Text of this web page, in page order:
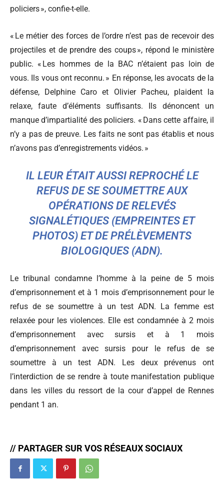
policiers », confie-t-elle.
« Le métier des forces de l’ordre n’est pas de recevoir des
projectiles et de prendre des coups », répond le ministère
public. « Les hommes de la BAC n’étaient pas loin de
vous. Ils vous ont reconnu. » En réponse, les avocats de la
défense, Delphine Caro et Olivier Pacheu, plaident la
relaxe, faute d’éléments suffisants. Ils dénoncent un
manque d’impartialité des policiers. « Dans cette affaire, il
n’y a pas de preuve. Les faits ne sont pas établis et nous
n’avons pas d’enregistrements vidéos. »
IL LEUR ÉTAIT AUSSI REPROCHÉLE
REFUS DE SE SOUMETTRE AUX
OPÉRATIONS DE RELEVÉS
SIGNALÉTIQUES (EMPREINTES ET
PHOTOS) ET DE PRÉLÈVEMENTS
BIOLOGIQUES (ADN).
Le tribunal condamne l’homme à la peine de 5 mois
d’emprisonnement et à 1 mois d’emprisonnement pour le
refus de se soumettre à un test ADN. La femme est
relaxée pour les violences. Elle est condamnée à 2 mois
d’emprisonnement avec sursis et à 1 mois
d’emprisonnement avec sursis pour le refus de se
soumettre à un test ADN. Les deux prévenus ont
l’interdiction de se rendre à toute manifestation publique
dans les villes du ressort de la cour d’appel de Rennes
pendant 1 an.
// PARTAGER SUR VOS RÉSEAUX SOCIAUX